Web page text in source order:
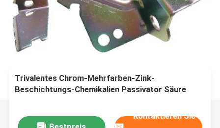
Trivalentes Chrom-Mehrfarben-Zink-
Beschichtungs-Chemikalien Passivator Säure
Kontaktieren Sie